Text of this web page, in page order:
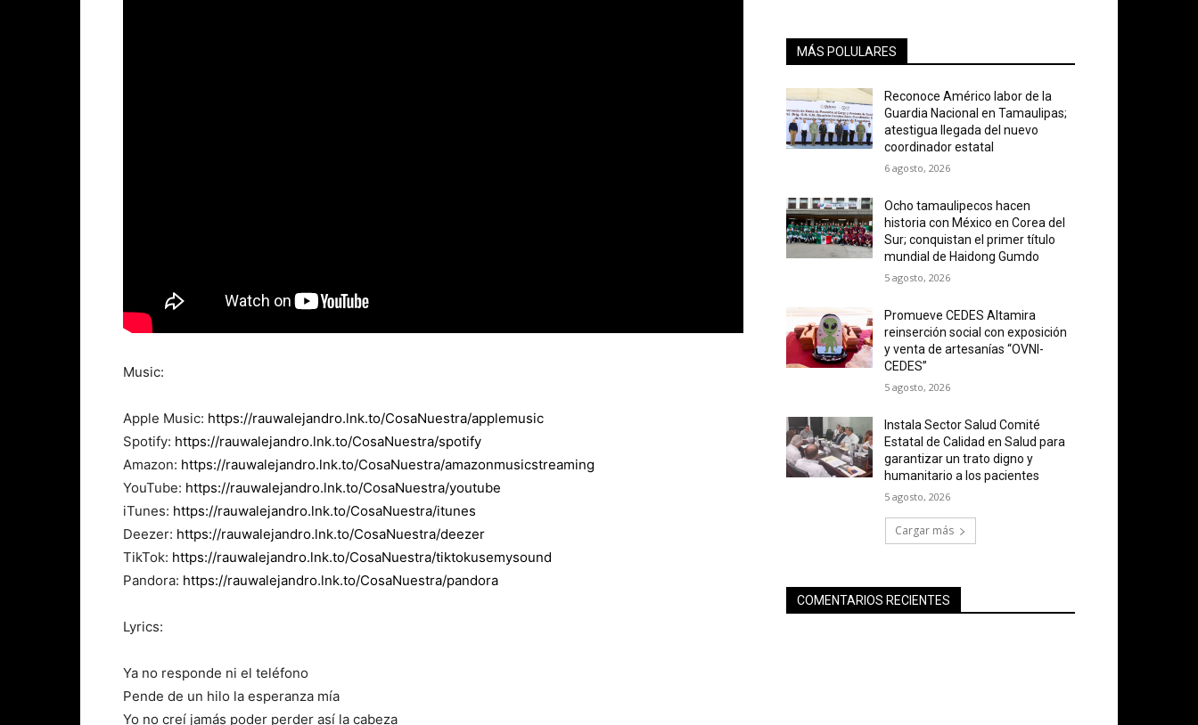
Music:
Apple Music: https://rauwalejandro.lnk.to/CosaNuestra/applemusic
Spotify: https://rauwalejandro.lnk.to/CosaNuestra/spotify
Amazon: https://rauwalejandro.lnk.to/CosaNuestra/amazonmusicstreaming
YouTube: https://rauwalejandro.lnk.to/CosaNuestra/youtube
iTunes: https://rauwalejandro.lnk.to/CosaNuestra/itunes
Deezer: https://rauwalejandro.lnk.to/CosaNuestra/deezer
TikTok: https://rauwalejandro.lnk.to/CosaNuestra/tiktokusemysound
Pandora: https://rauwalejandro.lnk.to/CosaNuestra/pandora
Lyrics:
Ya no responde ni el teléfono
Pende de un hilo la esperanza mía
Yo no creí jamás poder perder así la cabeza
MÁS POLULARES
Reconoce Américo labor de la
Guardia Nacional en Tamaulipas;
atestigua llegada del nuevo
coordinador estatal
6 agosto, 2026
Ocho tamaulipecos hacen
historia con México en Corea del
Sur; conquistan el primer título
mundial de Haidong Gumdo
5 agosto, 2026
Promueve CEDES Altamira
reinserción social con exposición
y venta de artesanías “OVNI-
CEDES”
5 agosto, 2026
Instala Sector Salud Comité
Estatal de Calidad en Salud para
garantizar un trato digno y
humanitario a los pacientes
5 agosto, 2026
Cargar más
COMENTARIOS RECIENTES